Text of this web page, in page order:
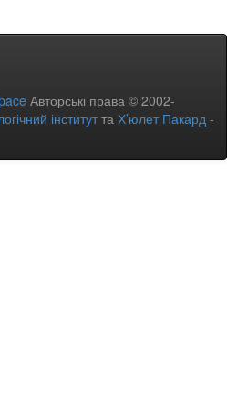
Авторські права © 2002-
інститутта Х’юлет Пакард -